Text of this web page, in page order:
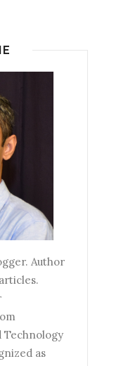
Author
Technology
as